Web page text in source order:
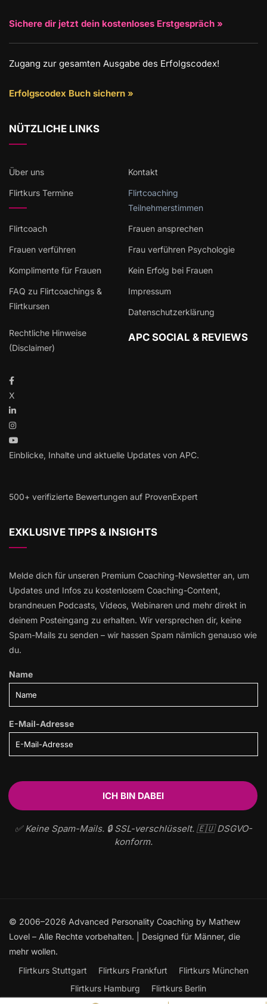
Sichere dir jetzt dein kostenloses Erstgespräch »
Zugang zur gesamten Ausgabe des Erfolgscodex!
Erfolgscodex Buch sichern »
NÜTZLICHE LINKS
Über uns Kontakt
Flirtkurs Termine
Flirtcoaching
Teilnehmerstimmen
Flirtcoach Frauen ansprechen
Frauen verführen Frau verführen Psychologie
Komplimente für Frauen Kein Erfolg bei Frauen
FAQ zu Flirtcoachings &
Flirtkursen
Impressum
Datenschutzerklärung
Rechtliche Hinweise
(Disclaimer)
APC SOCIAL & REVIEWS
X
Einblicke, Inhalte und aktuelle Updates von APC.
500+ verifizierte Bewertungen auf ProvenExpert
EXKLUSIVE TIPPS & INSIGHTS
Melde dich für unseren Premium Coaching-Newsletter an, um
Updates und Infos zu kostenlosem Coaching-Content,
brandneuen Podcasts, Videos, Webinaren und mehr direkt in
deinem Posteingang zu erhalten. Wir versprechen dir, keine
Spam-Mails zu senden – wir hassen Spam nämlich genauso wie
du.
Name
E-Mail-Adresse
✅ Keine Spam-Mails. 🔒 SSL-verschlüsselt. 🇪🇺 DSGVO-
konform.
© 2006–2026 Advanced Personality Coaching by Mathew
Lovel – Alle Rechte vorbehalten. | Designed für Männer, die
mehr wollen.
Flirtkurs Stuttgart
Flirtkurs Frankfurt
Flirtkurs München
Flirtkurs Hamburg
Flirtkurs Berlin